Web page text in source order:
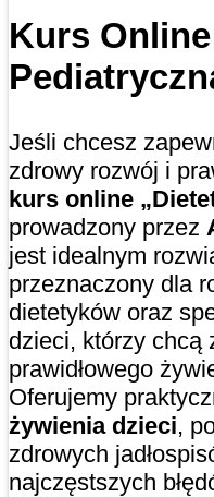
Kurs
Jeśli chcesz
zdrowy rozwój i
kurs online
prowadzony przez
jest idealnym
przeznaczony dla
dietetyków oraz
dzieci, którzy chcą
prawidłowego
Oferujemy
żywienia dzieci,
zdrowych
najczęstszych